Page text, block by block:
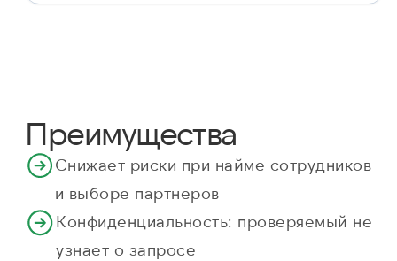
Преимущества
Снижает риски при найме сотрудников
и выборе партнеров
Конфиденциальность: проверяемый не
узнает о запросе